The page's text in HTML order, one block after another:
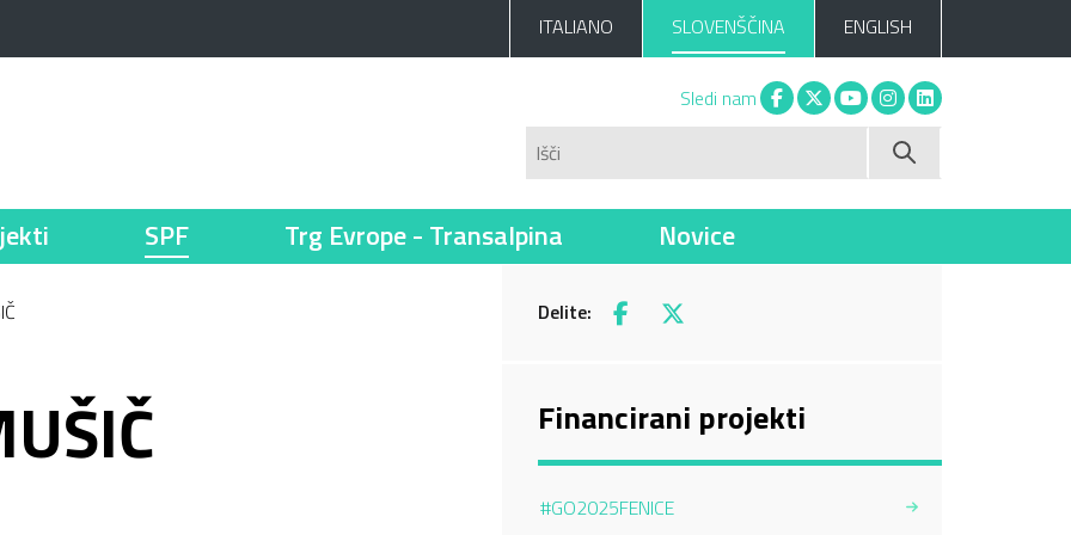
ITALIANO SLOVENŠČINA ENGLISH
Sledi nam Facebook
X You tubeInstagram
Linkedin
SPF Trg Evrope - Transalpina Novice
Delite: Facebook
X
Financirani projekti
#GO2025FENICE